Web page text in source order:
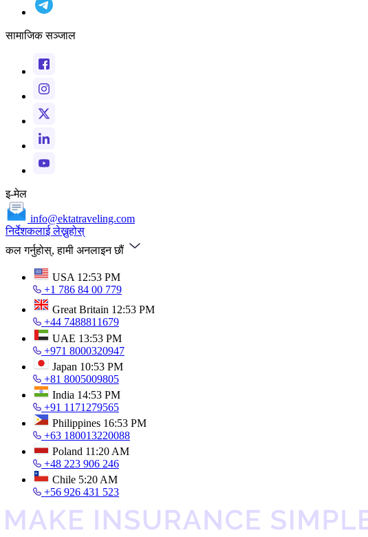
सामाजिक सञ्जाल
इ-मेल
info@ektatraveling.com
निर्देशकलाई लेख्नुहोस्
कल गर्नुहोस्, हामी अनलाइन छौं
USA 12:53 PM
+1 786 84 00 779
Great Britain 12:53 PM
+44 7488811679
UAE 13:53 PM
+971 8000320947
Japan 10:53 PM
+81 8005009805
India 14:53 PM
+91 1171279565
Philippines 16:53 PM
+63 180013220088
Poland 11:20 AM
+48 223 906 246
Chile 5:20 AM
+56 926 431 523